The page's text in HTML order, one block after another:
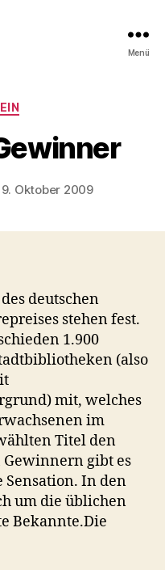
Menü
Oktober 2009
deutschen
stehen fest.
1.900
(also
mit, welches
im
Titel den
gibt es
In den
um die üblichen
Bekannte.Die